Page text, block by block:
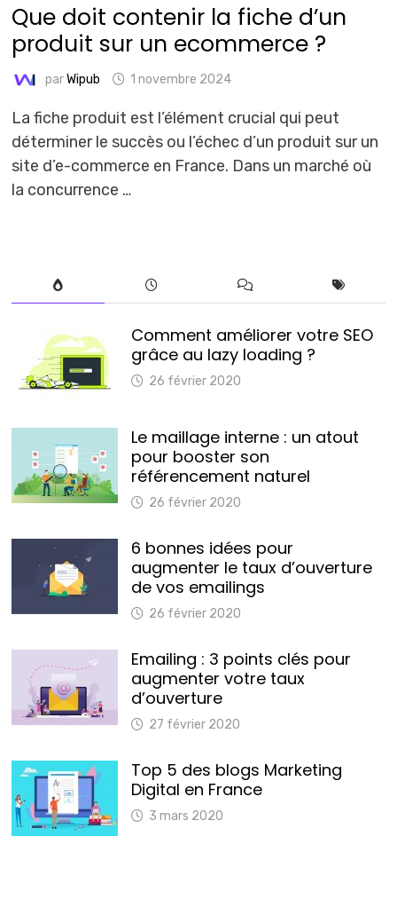
Que doit contenir la fiche d’un
produit sur un ecommerce ?
parWipub 1 novembre 2024
La fiche produit est l’élément crucial qui peut
déterminer le succès ou l’échec d’un produit sur un
site d’e-commerce en France. Dans un marché où
la concurrence …
Comment améliorer votre SEO
grâce au lazy loading ?
26 février 2020
Le maillage interne : un atout
pour booster son
référencement naturel
26 février 2020
6 bonnes idées pour
augmenter le taux d’ouverture
de vos emailings
26 février 2020
Emailing : 3 points clés pour
augmenter votre taux
d’ouverture
27 février 2020
Top 5 des blogs Marketing
Digital en France
3 mars 2020